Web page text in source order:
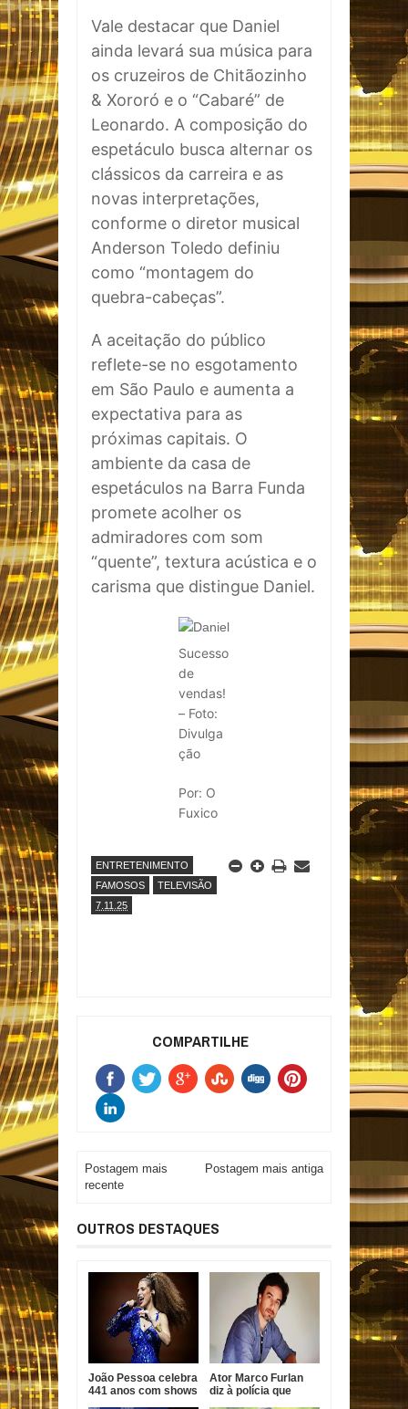
Vale destacar que Daniel
ainda levará sua música para
os cruzeiros de Chitãozinho
& Xororó e o “Cabaré” de
Leonardo. A composição do
espetáculo busca alternar os
clássicos da carreira e as
novas interpretações,
conforme o diretor musical
Anderson Toledo definiu
como “montagem do
quebra-cabeças”.
A aceitação do público
reflete-se no esgotamento
em São Paulo e aumenta a
expectativa para as
próximas capitais. O
ambiente da casa de
espetáculos na Barra Funda
promete acolher os
admiradores com som
“quente”, textura acústica e o
carisma que distingue Daniel.
Sucesso
de
vendas!
– Foto:
Divulga
ção
Por: O
Fuxico
ENTRETENIMENTO
FAMOSOS
TELEVISÃO
7.11.25
COMPARTILHE
Postagem mais
recente
Postagem mais antiga
OUTROS DESTAQUES
João Pessoa celebra
441 anos com shows
Ator Marco Furlan
diz à polícia que